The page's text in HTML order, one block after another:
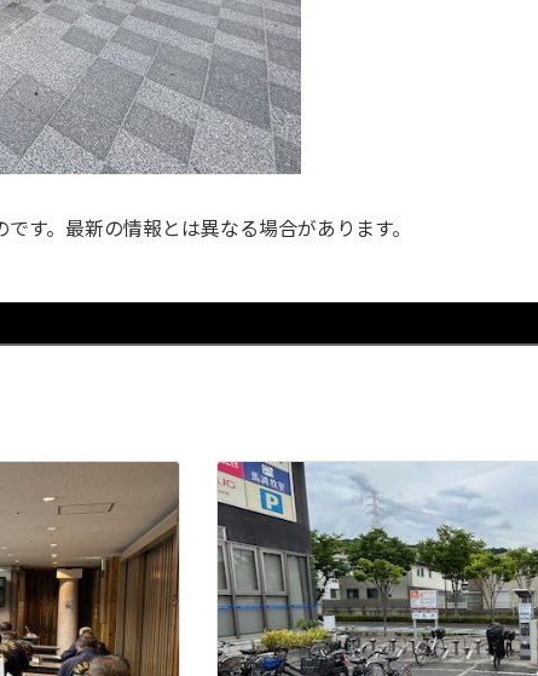
す。最新の情報とは異なる場合があります。